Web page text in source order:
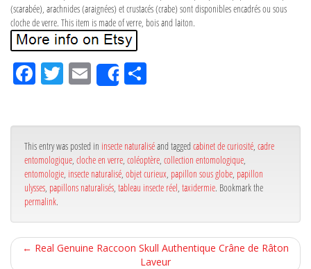
(scarabée), arachnides (araignées) et crustacés (crabe) sont disponibles encadrés ou sous
cloche de verre. This item is made of verre, bois and laiton.
Fa
ce
ok
Tw
itt
Em
ail
Share
r
This entry was posted in insecte naturaliséand tagged cabinet de curiosité cadre
entomologique cloche en verre coléoptère collection entomologique
entomologie insecte naturalisé objet curieux papillon sous globe papillon
ulysses papillons naturalisés tableau insecte réel taxidermie. Bookmark the
permalink.
← Real Genuine Raccoon Skull Authentique Crâne de Râton
Laveur